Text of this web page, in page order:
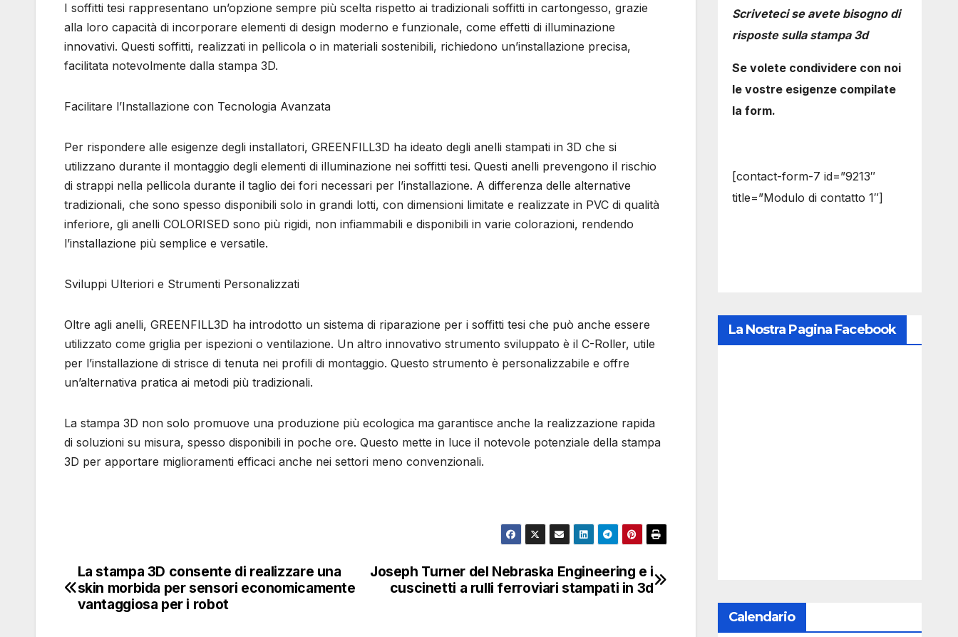
I soffitti tesi rappresentano un’opzione sempre più scelta rispetto ai tradizionali soffitti in cartongesso, grazie
alla loro capacità di incorporare elementi di design moderno e funzionale, come effetti di illuminazione
innovativi. Questi soffitti, realizzati in pellicola o in materiali sostenibili, richiedono un’installazione precisa,
facilitata notevolmente dalla stampa 3D.
Facilitare l’Installazione con Tecnologia Avanzata
Per rispondere alle esigenze degli installatori, GREENFILL3D ha ideato degli anelli stampati in 3D che si
utilizzano durante il montaggio degli elementi di illuminazione nei soffitti tesi. Questi anelli prevengono il rischio
di strappi nella pellicola durante il taglio dei fori necessari per l’installazione. A differenza delle alternative
tradizionali, che sono spesso disponibili solo in grandi lotti, con dimensioni limitate e realizzate in PVC di qualità
inferiore, gli anelli COLORISED sono più rigidi, non infiammabili e disponibili in varie colorazioni, rendendo
l’installazione più semplice e versatile.
Sviluppi Ulteriori e Strumenti Personalizzati
Oltre agli anelli, GREENFILL3D ha introdotto un sistema di riparazione per i soffitti tesi che può anche essere
utilizzato come griglia per ispezioni o ventilazione. Un altro innovativo strumento sviluppato è il C-Roller, utile
per l’installazione di strisce di tenuta nei profili di montaggio. Questo strumento è personalizzabile e offre
un’alternativa pratica ai metodi più tradizionali.
La stampa 3D non solo promuove una produzione più ecologica ma garantisce anche la realizzazione rapida
di soluzioni su misura, spesso disponibili in poche ore. Questo mette in luce il notevole potenziale della stampa
3D per apportare miglioramenti efficaci anche nei settori meno convenzionali.
Navigazione
articoli
Joseph Turner del Nebraska Engineering e i
cuscinetti a rulli ferroviari stampati in 3d
La stampa 3D consente di realizzare una
skin morbida per sensori economicamente
vantaggiosa per i robot
Scriveteci se avete bisogno di
risposte sulla stampa 3d
Se volete condividere con noi
le vostre esigenze compilate
la form.
[contact-form-7 id=”9213″
title=”Modulo di contatto 1″]
La Nostra Pagina Facebook
Calendario